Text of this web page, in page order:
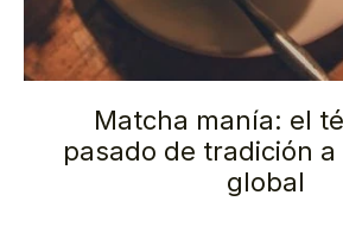
Matcha manía: el
pasado de tradición
global